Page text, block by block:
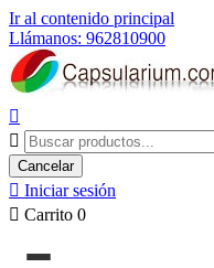
Ir al contenido principal
Llámanos: 962810900


Cancelar
 Iniciar sesión
 Carrito 0